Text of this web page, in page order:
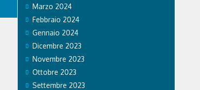
Marzo 2024
Febbraio 2024
Gennaio 2024
Dicembre 2023
Novembre 2023
Ottobre 2023
Settembre 2023